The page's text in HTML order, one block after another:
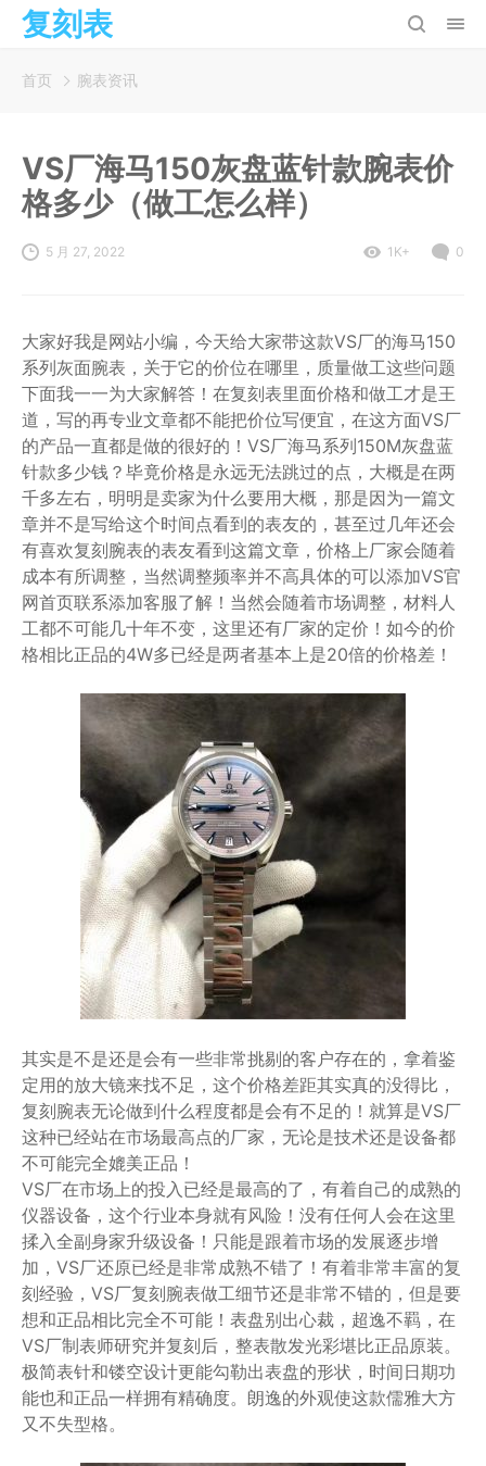
复刻表
首页 腕表资讯
VS厂海马150灰盘蓝针款腕表价
格多少（做工怎么样）
5 月 27, 2022 1K+ 0
大家好我是网站小编，今天给大家带这款VS厂的海马150
系列灰面腕表，关于它的价位在哪里，质量做工这些问题
下面我一一为大家解答！在复刻表里面价格和做工才是王
道，写的再专业文章都不能把价位写便宜，在这方面VS厂
的产品一直都是做的很好的！VS厂海马系列150M灰盘蓝
针款多少钱？毕竟价格是永远无法跳过的点，大概是在两
千多左右，明明是卖家为什么要用大概，那是因为一篇文
章并不是写给这个时间点看到的表友的，甚至过几年还会
有喜欢复刻腕表的表友看到这篇文章，价格上厂家会随着
成本有所调整，当然调整频率并不高具体的可以添加VS官
网首页联系添加客服了解！当然会随着市场调整，材料人
工都不可能几十年不变，这里还有厂家的定价！如今的价
格相比正品的4W多已经是两者基本上是20倍的价格差！
其实是不是还是会有一些非常挑剔的客户存在的，拿着鉴
定用的放大镜来找不足，这个价格差距其实真的没得比，
复刻腕表无论做到什么程度都是会有不足的！就算是VS厂
这种已经站在市场最高点的厂家，无论是技术还是设备都
不可能完全媲美正品！
VS厂在市场上的投入已经是最高的了，有着自己的成熟的
仪器设备，这个行业本身就有风险！没有任何人会在这里
揉入全副身家升级设备！只能是跟着市场的发展逐步增
加，VS厂还原已经是非常成熟不错了！有着非常丰富的复
刻经验，VS厂复刻腕表做工细节还是非常不错的，但是要
想和正品相比完全不可能！表盘别出心裁，超逸不羁，在
VS厂制表师研究并复刻后，整表散发光彩堪比正品原装。
极简表针和镂空设计更能勾勒出表盘的形状，时间日期功
能也和正品一样拥有精确度。朗逸的外观使这款儒雅大方
又不失型格。